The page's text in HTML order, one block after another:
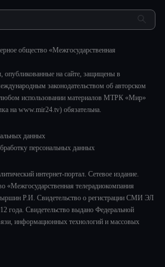
общество «Межгосударственная
опубликованные на сайте, защищены в
законодательством об авторском
использовании материалов МТРК «Мир»
на www.mir24.tv) обязательна.
данных
персональных данных
интернет-портал. Сетевое издание.
«Межгосударственная телерадиокомпания
Р.И. Свидетельство о регистрации СМИ ЭЛ
года. Свидетельство выдано Федеральной
информационных технологий и массовых